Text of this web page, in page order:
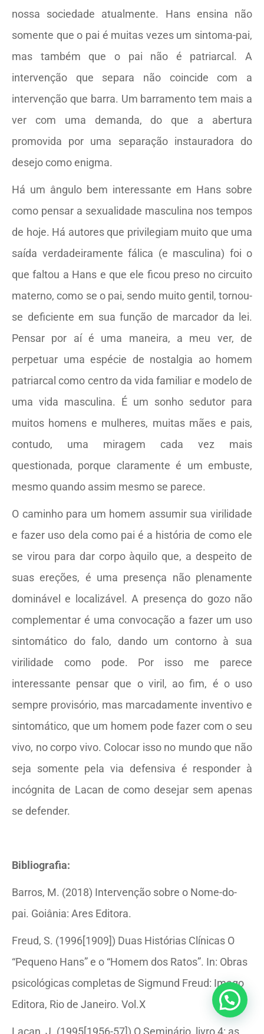
nossa sociedade atualmente. Hans ensina não
somente que o pai é muitas vezes um sintoma-pai,
mas também que o pai não é patriarcal. A
intervenção que separa não coincide com a
intervenção que barra. Um barramento tem mais a
ver com uma demanda, do que a abertura
promovida por uma separação instauradora do
desejo como enigma.
Há um ângulo bem interessante em Hans sobre
como pensar a sexualidade masculina nos tempos
de hoje. Há autores que privilegiam muito que uma
saída verdadeiramente fálica (e masculina) foi o
que faltou a Hans e que ele ficou preso no circuito
materno, como se o pai, sendo muito gentil, tornou-
se deficiente em sua função de marcador da lei.
Pensar por aí é uma maneira, a meu ver, de
perpetuar uma espécie de nostalgia ao homem
patriarcal como centro da vida familiar e modelo de
uma vida masculina. É um sonho sedutor para
muitos homens e mulheres, muitas mães e pais,
contudo, uma miragem cada vez mais
questionada, porque claramente é um embuste,
mesmo quando assim mesmo se parece.
O caminho para um homem assumir sua virilidade
e fazer uso dela como pai é a história de como ele
se virou para dar corpo àquilo que, a despeito de
suas ereções, é uma presença não plenamente
dominável e localizável. A presença do gozo não
complementar é uma convocação a fazer um uso
sintomático do falo, dando um contorno à sua
virilidade como pode. Por isso me parece
interessante pensar que o viril, ao fim, é o uso
sempre provisório, mas marcadamente inventivo e
sintomático, que um homem pode fazer com o seu
vivo, no corpo vivo. Colocar isso no mundo que não
seja somente pela via defensiva é responder à
incógnita de Lacan de como desejar sem apenas
se defender.
Bibliografia:
Barros, M. (2018) Intervenção sobre o Nome-do-
pai. Goiânia: Ares Editora.
Freud, S. (1996[1909]) Duas Histórias Clínicas O
“Pequeno Hans” e o “Homem dos Ratos”. In: Obras
psicológicas completas de Sigmund Freud: Imago
Editora, Rio de Janeiro. Vol.X
Lacan, J. (1995[1956-57]) O Seminário, livro 4: as